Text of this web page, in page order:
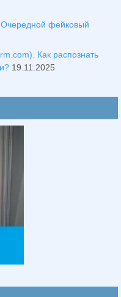
фейковый
Как распознать
19.11.2025